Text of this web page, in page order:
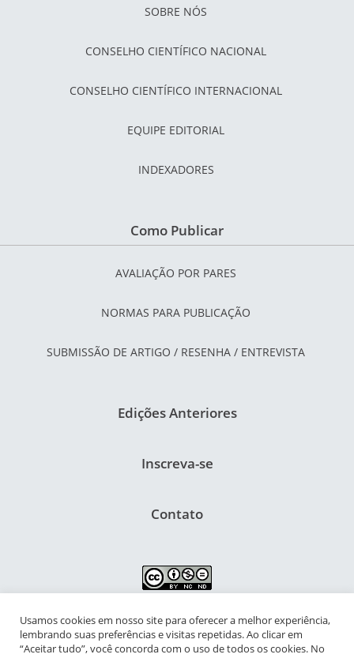
SOBRE NÓS
CONSELHO CIENTÍFICO NACIONAL
CONSELHO CIENTÍFICO INTERNACIONAL
EQUIPE EDITORIAL
INDEXADORES
Como Publicar
AVALIAÇÃO POR PARES
NORMAS PARA PUBLICAÇÃO
SUBMISSÃO DE ARTIGO / RESENHA / ENTREVISTA
Edições Anteriores
Inscreva-se
Contato
NIPIAC – Núcleo Interdisciplinar de Pesquisa para a Infância e
Adolescência Contemporâneas
Usamos cookies em nosso site para oferecer a melhor experiência,
lembrando suas preferências e visitas repetidas. Ao clicar em
“Aceitar tudo”, você concorda com o uso de todos os cookies. No